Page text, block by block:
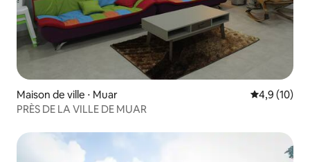
Maison de ville ⋅ Muar Évaluation
4,9 (10)
PRÈS DE LA VILLE DE MUAR